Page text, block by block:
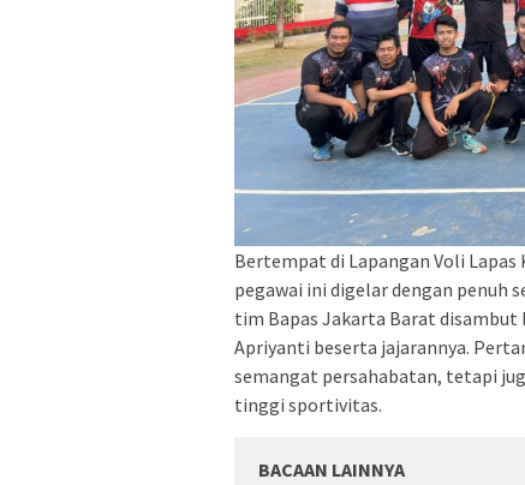
Bertempat di Lapangan Voli
pegawai ini digelar dengan penuh
tim Bapas Jakarta Barat disambut
Apriyanti beserta jajarannya.
semangat persahabatan, tetapi
tinggi sportivitas.
BACAAN LAINNYA